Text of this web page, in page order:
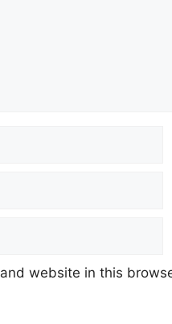
website in this